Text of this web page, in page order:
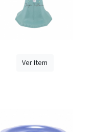
Ver Item